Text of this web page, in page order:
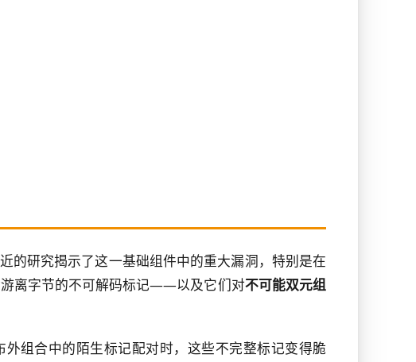
的研究揭示了这一基础组件中的重大漏洞，特别是在
离字节的不可解码标记——以及它们对不可能双元组
组合中的陌生标记配对时，这些不完整标记变得脆